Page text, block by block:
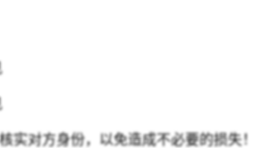
实对方身份，以免造成不必要的损失！